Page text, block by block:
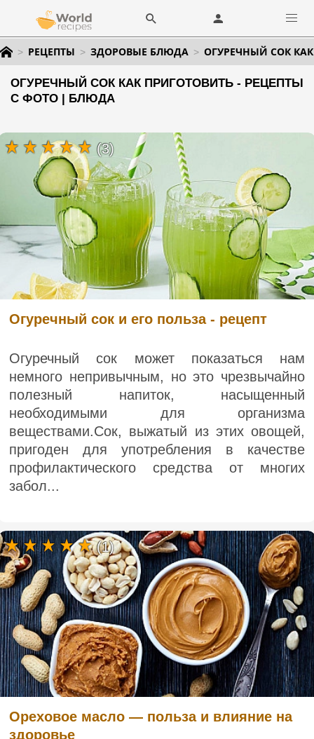
РЕЦЕПТЫ ЗДОРОВЫЕ БЛЮДА ОГУРЕЧНЫЙ СОК
ОГУРЕЧНЫЙ СОК КАК ПРИГОТОВИТЬ - РЕЦЕПТЫ
С ФОТО | БЛЮДА
Огуречный сок и его польза - рецепт
Огуречный сок может показаться нам
немного непривычным, но это чрезвычайно
полезный напиток, насыщенный
необходимыми для организма
веществами.Сок, выжатый из этих овощей,
пригоден для употребления в качестве
профилактического средства от многих
забол...
(3)
Ореховое масло — польза и влияние на
здоровье
(1)